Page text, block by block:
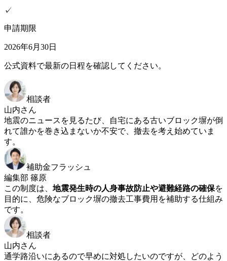
✓
申請期限
2026年6月30日
公式資料で最新の日程を確認してください。
相談者
山内さん
地震のニュースを見るたび、自宅にある古いブロック塀が倒
れて誰かを巻き込まないか不安で、撤去を考え始めていま
す。
補助金フラッシュ
編集部 篠原
この制度は、 地震発生時の人身事故防止や避難経路の確保を
目的に、危険なブロック塀の撤去工事費用を補助する仕組み
です。
相談者
山内さん
通学路沿いにあるので早めに対処したいのですが、どのよう